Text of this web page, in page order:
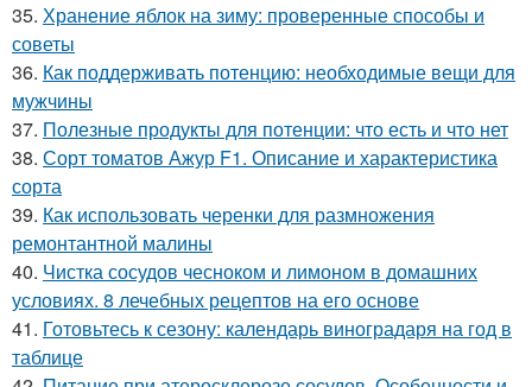
35. Хранение яблок на зиму: проверенные способы и
советы
36. Как поддерживать потенцию: необходимые вещи для
мужчины
37. Полезные продукты для потенции: что есть и что нет
38. Сорт томатов Ажур F1. Описание и характеристика
сорта
39. Как использовать черенки для размножения
ремонтантной малины
40. Чистка сосудов чесноком и лимоном в домашних
условиях. 8 лечебных рецептов на его основе
41. Готовьтесь к сезону: календарь виноградаря на год в
таблице